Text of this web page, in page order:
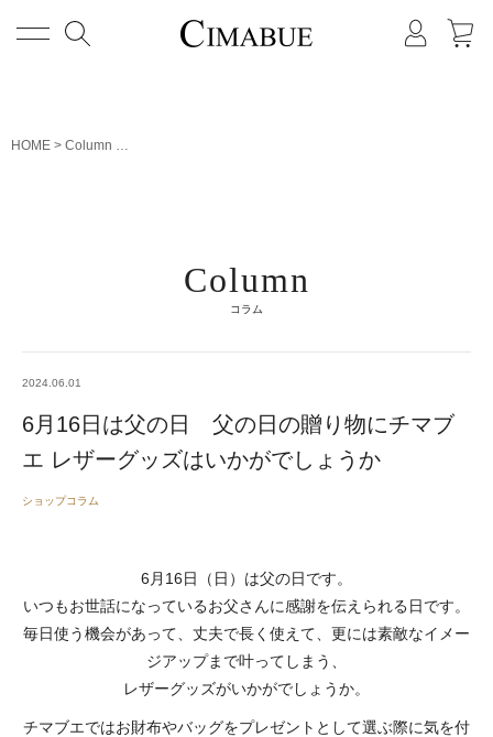
メニュー
HOME Column 6月16日は父の日 父の日の贈り物にチマブエ レザーグッズ
Column
コラム
2024.06.01
6月16日は父の日 父の日の贈り物にチマブ
エ レザーグッズはいかがでしょうか
ショップコラム
6月16日（日）は父の日です。
いつもお世話になっているお父さんに感謝を伝えられる日です。
毎日使う機会があって、丈夫で長く使えて、更には素敵なイメー
ジアップまで叶ってしまう、
レザーグッズがいかがでしょうか。
チマブエではお財布やバッグをプレゼントとして選ぶ際に気を付